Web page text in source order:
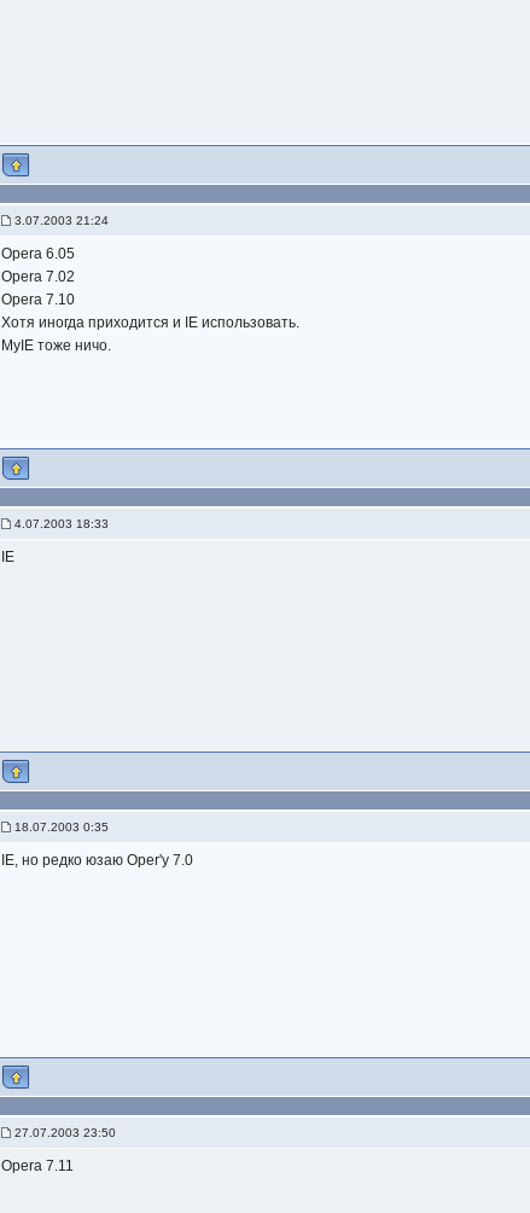
3.07.2003 21:24
Opera 6.05
Opera 7.02
Opera 7.10
Хотя иногда приходится и IE использовать.
MyIE тоже ничо.
4.07.2003 18:33
IE
18.07.2003 0:35
IE, но редко юзаю Oper'у 7.0
27.07.2003 23:50
Opera 7.11